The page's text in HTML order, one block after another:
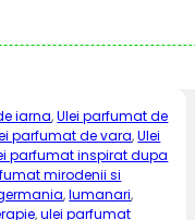
iarna,Ulei parfumat de
parfumat de vara,Ulei
parfumat inspirat dupa
mirodenii si
,lumanari,
,ulei parfumat